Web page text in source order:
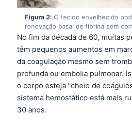
Figura 2: O tecido envelhecido
renovação basal de fibrina sem
No fim da década de 60, muitas
têm pequenos aumentos em
da coagulação mesmo sem
profunda ou embolia pulmonar.
o corpo esteja “cheio de
sistema hemostático está mais
30 anos.